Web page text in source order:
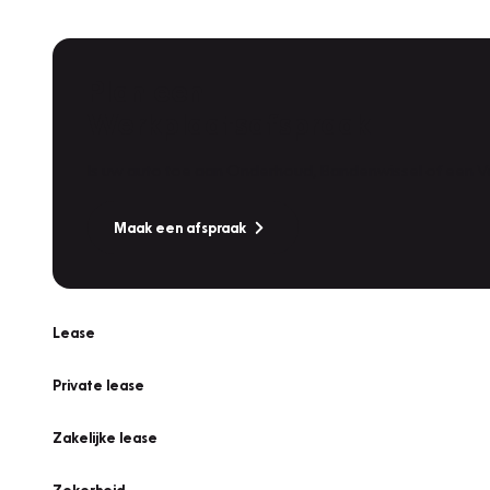
Maak een afspraak
Lease
Private lease
Zakelijke lease